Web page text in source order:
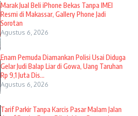
​Marak Jual Beli iPhone Bekas Tanpa IMEI
Resmi di Makassar, Gallery Phone Jadi
Sorotan
Agustus 6, 2026
Enam Pemuda Diamankan Polisi Usai Diduga
Gelar Judi Balap Liar di Gowa, Uang Taruhan
Rp 9,1 Juta Dis...
Agustus 6, 2026
Tarif Parkir Tanpa Karcis Pasar Malam Jalan